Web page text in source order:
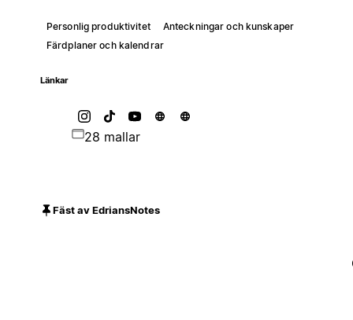
Personlig produktivitet
Anteckningar och kunskaper
Färdplaner och kalendrar
Länkar
28 mallar
Fäst av EdriansNotes